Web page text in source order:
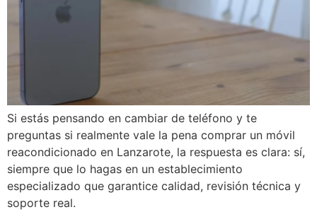
Si estás pensando en cambiar de teléfono y te
preguntas si realmente vale la pena comprar un móvil
reacondicionado en Lanzarote, la respuesta es clara: sí,
siempre que lo hagas en un establecimiento
especializado que garantice calidad, revisión técnica y
soporte real.